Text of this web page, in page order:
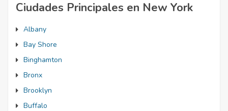
Ciudades Principales en New York
Albany
Bay Shore
Binghamton
Bronx
Brooklyn
Buffalo